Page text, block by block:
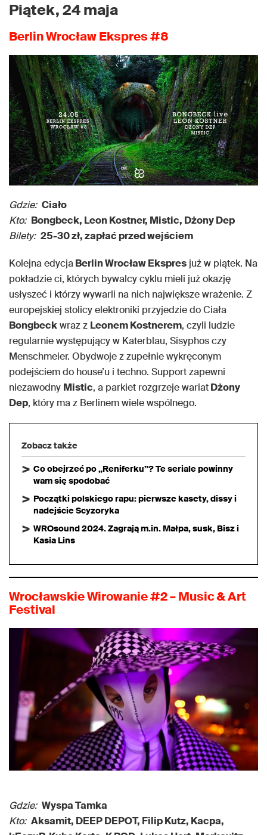
Piątek, 24 maja
Berlin Wrocław Ekspres #8
Gdzie: Ciało
Kto: Bongbeck, Leon Kostner, Mistic, Dżony Dep
Bilety: 25-30 zł, zapłać przed wejściem
Kolejna edycjaBerlin Wrocław Ekspres już w piątek. Na
pokładzie ci, których bywalcy cyklu mieli już okazję
usłyszeć i którzy wywarli na nich największe wrażenie. Z
europejskiej stolicy elektroniki przyjedzie do Ciała
Bongbeckwraz z Leonem Kostnerem, czyli ludzie
regularnie występujący w Katerblau, Sisyphos czy
Menschmeier. Obydwoje z zupełnie wykręconym
podejściem do house’u i techno. Support zapewni
niezawodny Mistic, a parkiet rozgrzeje wariatDżony
Dep, który ma z Berlinem wiele wspólnego.
Zobacz także
Co obejrzeć po „Reniferku”? Te seriale powinny
wam się spodobać
Początki polskiego rapu: pierwsze kasety, dissy i
nadejście Scyzoryka
WROsound 2024. Zagrają m.in. Małpa, susk, Bisz i
Kasia Lins
Wrocławskie Wirowanie #2 – Music & Art
Festival
Gdzie: Wyspa Tamka
Kto: Aksamit, DEEP DEPOT, Filip Kutz, Kacpa,